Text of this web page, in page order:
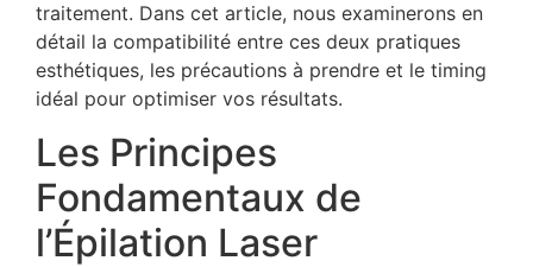
traitement. Dans cet article, nous examinerons en
détail la compatibilité entre ces deux pratiques
esthétiques, les précautions à prendre et le timing
idéal pour optimiser vos résultats.
Les Principes
Fondamentaux de
l’Épilation Laser